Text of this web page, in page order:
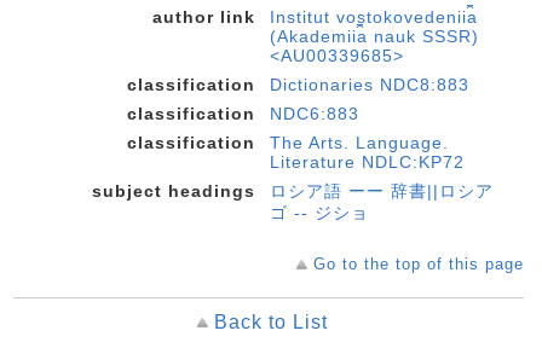
author link
Institut vostokovedenii︠a︡
(Akademii︠a︡ nauk SSSR)
<AU00339685>
classification
Dictionaries NDC8:883
classification
NDC6:883
classification
The Arts. Language.
Literature NDLC:KP72
subject headings
ロシア語 ーー 辞書||ロシア
ゴ -- ジショ
Go to the top of this page
Back to List